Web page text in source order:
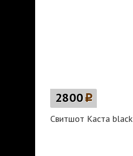
2800p
Свитшот Каста black